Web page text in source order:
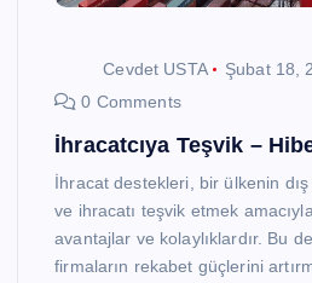
Cevdet USTA
Şubat 18,
0 Comments
İhracatcıya Teşvik –
İhracat destekleri, bir ülkenin
ve ihracatı teşvik etmek
avantajlar ve kolaylıklardır. Bu
firmaların rekabet güçlerini